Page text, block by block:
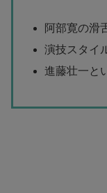
阿部寛の滑
演技スタイ
進藤壮一と